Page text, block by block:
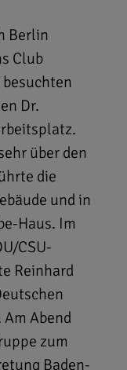
Berlin
Club
Dr.
über den
die
und in
Haus. Im
CSU-
Reinhard
Abend
zum
Baden-